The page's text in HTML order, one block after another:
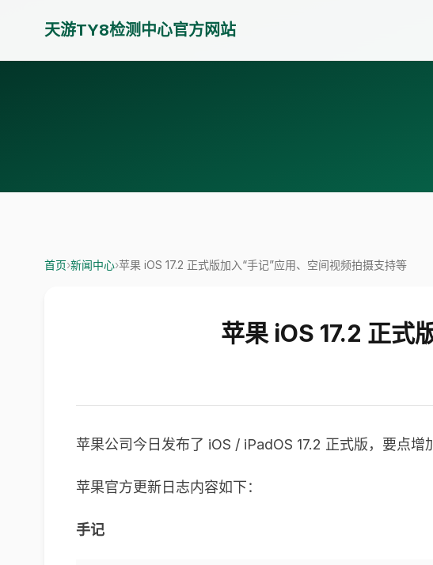
天游TY8检测中心官方网站
首页›新闻中心›苹果 iOS 17.2 正式版加入“手记”应用、空间视频拍摄支持等
苹果 iOS 17.2 正式
苹果公司今日发布了 iOS / iPadOS 17.2 正式版，要点
苹果官方更新日志内容如下：
手记